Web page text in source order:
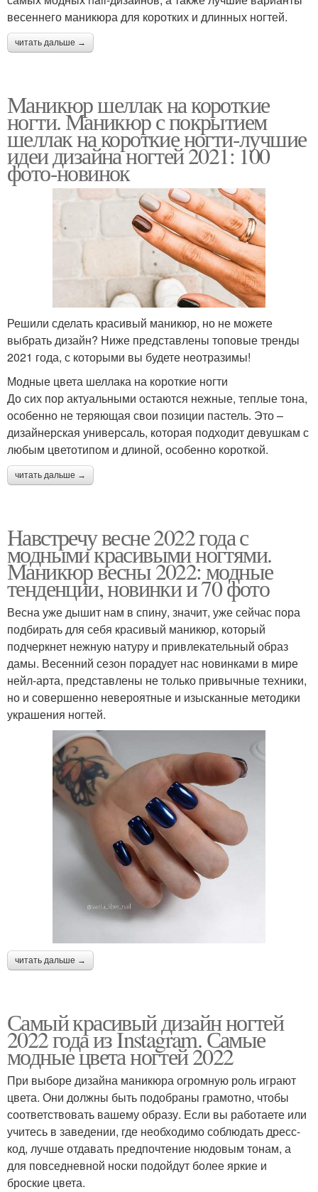
весеннего маникюра для коротких и длинных ногтей.
читать дальше →
Маникюр шеллак на короткие
ногти. Маникюр с покрытием
шеллак на короткие ногти-лучшие
идеи дизайна ногтей 2021: 100
фото-новинок
Решили сделать красивый маникюр, но не можете
выбрать дизайн? Ниже представлены топовые тренды
2021 года, с которыми вы будете неотразимы!
Модные цвета шеллака на короткие ногти
До сих пор актуальными остаются нежные, теплые тона,
особенно не теряющая свои позиции пастель. Это –
дизайнерская универсаль, которая подходит девушкам с
любым цветотипом и длиной, особенно короткой.
читать дальше →
Навстречу весне 2022 года с
модными красивыми ногтями.
Маникюр весны 2022: модные
тенденции, новинки и 70 фото
Весна уже дышит нам в спину, значит, уже сейчас пора
подбирать для себя красивый маникюр, который
подчеркнет нежную натуру и привлекательный образ
дамы. Весенний сезон порадует нас новинками в мире
нейл-арта, представлены не только привычные техники,
но и совершенно невероятные и изысканные методики
украшения ногтей.
читать дальше →
Самый красивый дизайн ногтей
2022 года из Instagram. Самые
модные цвета ногтей 2022
При выборе дизайна маникюра огромную роль играют
цвета. Они должны быть подобраны грамотно, чтобы
соответствовать вашему образу. Если вы работаете или
учитесь в заведении, где необходимо соблюдать дресс-
код, лучше отдавать предпочтение нюдовым тонам, а
для повседневной носки подойдут более яркие и
броские цвета.